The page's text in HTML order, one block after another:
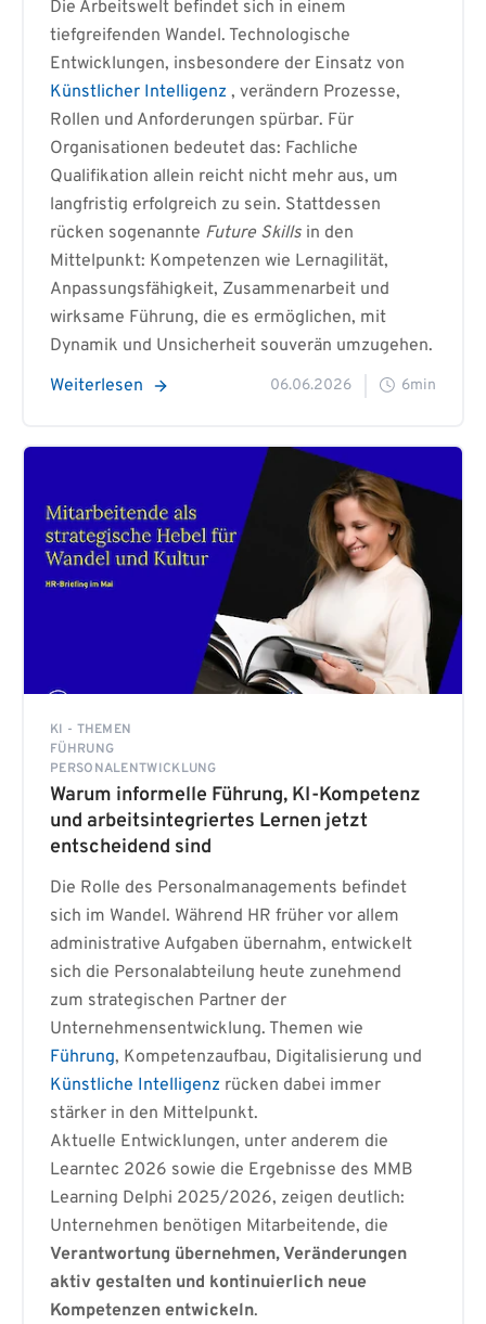
Die Arbeitswelt befindet sich in einem
tiefgreifenden Wandel. Technologische
Entwicklungen, insbesondere der Einsatz von
Künstlicher Intelligenz , verändern Prozesse,
Rollen und Anforderungen spürbar. Für
Organisationen bedeutet das: Fachliche
Qualifikation allein reicht nicht mehr aus, um
langfristig erfolgreich zu sein. Stattdessen
rücken sogenannte Future Skills in den
Mittelpunkt: Kompetenzen wie Lernagilität,
Anpassungsfähigkeit, Zusammenarbeit und
wirksame Führung, die es ermöglichen, mit
Dynamik und Unsicherheit souverän umzugehen.
Weiterlesen
06.06.2026 6min
KI - THEMEN
FÜHRUNG
PERSONALENTWICKLUNG
Warum informelle Führung, KI-Kompetenz
und arbeitsintegriertes Lernen jetzt
entscheidend sind
Die Rolle des Personalmanagements befindet
sich im Wandel. Während HR früher vor allem
administrative Aufgaben übernahm, entwickelt
sich die Personalabteilung heute zunehmend
zum strategischen Partner der
Unternehmensentwicklung. Themen wie
Führung, Kompetenzaufbau, Digitalisierung und
Künstliche Intelligenz rücken dabei immer
stärker in den Mittelpunkt.
Aktuelle Entwicklungen, unter anderem die
Learntec 2026 sowie die Ergebnisse des MMB
Learning Delphi 2025/2026, zeigen deutlich:
Unternehmen benötigen Mitarbeitende, die
Verantwortung übernehmen, Veränderungen
aktiv gestalten und kontinuierlich neue
Kompetenzen entwickeln.